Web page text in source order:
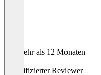
Vor mehr als 12 Monaten
Verifizierter Reviewer